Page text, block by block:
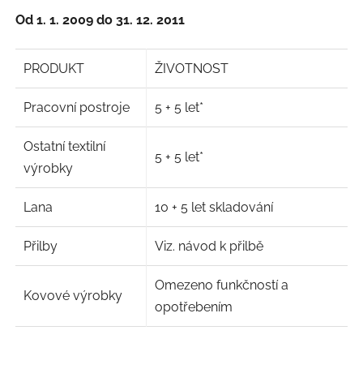
Od 1. 1. 2009 do 31. 12. 2011
PRODUKT ŽIVOTNOST
Pracovní postroje 5 + 5 let*
Ostatní textilní
výrobky
5 + 5 let*
Lana 10 + 5 let skladování
Přilby Viz. návod k přilbě
Kovové výrobky
Omezeno funkčností a
opotřebením